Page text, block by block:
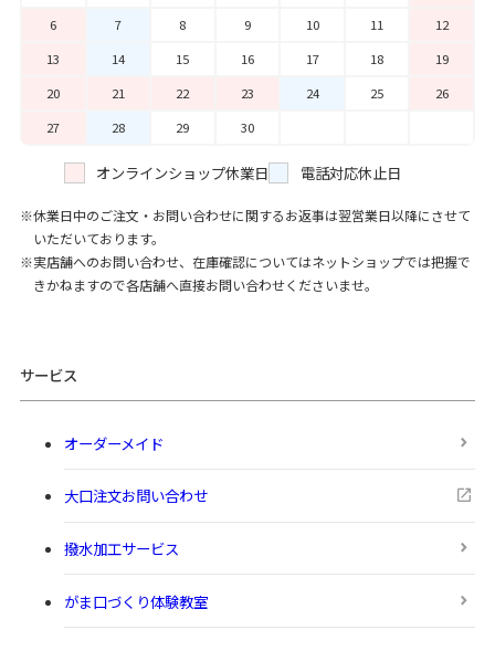
6
7 8 9 10 11
12
13
14 15 16 17 18
19
20
21 22 23 24 25
26
27
28 29 30
オンラインショップ休業日 電話対応休止日
休業日中のご注文・お問い合わせに関するお返事は翌営業日以降にさせて
いただいております。
実店舗へのお問い合わせ、在庫確認についてはネットショップでは把握で
きかねますので各店舗へ直接お問い合わせくださいませ。
サービス
オーダーメイド
大口注文お問い合わせ
撥水加工サービス
がま口づくり体験教室